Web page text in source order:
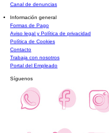
Canal de denuncias
Información general
Formas de Pago
Aviso legal y Política de privacidad
Política de Cookies
Contacto
Trabaja con nosotros
Portal del Empleado
Síguenos